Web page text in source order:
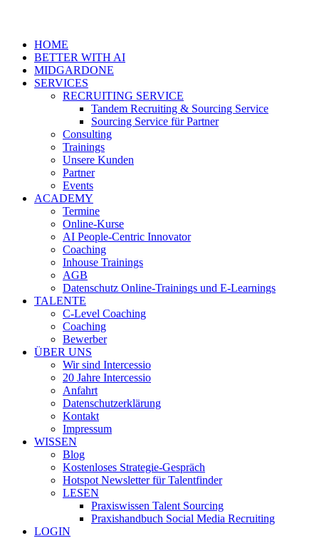
HOME
BETTER WITH AI
MIDGARDONE
SERVICES
RECRUITING SERVICE
Tandem Recruiting & Sourcing Service
Sourcing Service für Partner
Consulting
Trainings
Unsere Kunden
Partner
Events
ACADEMY
Termine
Online-Kurse
AI People-Centric Innovator
Coaching
Inhouse Trainings
AGB
Datenschutz Online-Trainings und E-Learnings
TALENTE
C-Level Coaching
Coaching
Bewerber
ÜBER UNS
Wir sind Intercessio
20 Jahre Intercessio
Anfahrt
Datenschutzerklärung
Kontakt
Impressum
WISSEN
Blog
Kostenloses Strategie-Gespräch
Hotspot Newsletter für Talentfinder
LESEN
Praxiswissen Talent Sourcing
Praxishandbuch Social Media Recruiting
LOGIN